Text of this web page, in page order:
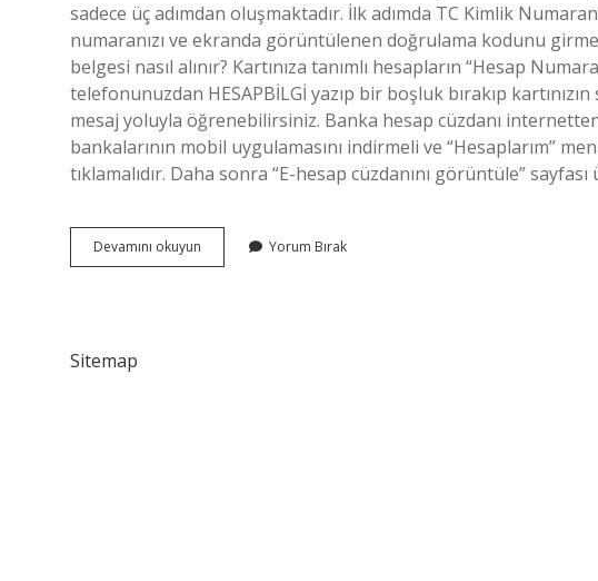
sadece üç adımdan oluşmaktadır. İlk adımda TC Kimlik
numaranızı ve ekranda görüntülenen doğrulama kodunu
belgesi nasıl alınır? Kartınıza tanımlı hesapların “Hesap
telefonunuzdan HESAPBİLGİ yazıp bir boşluk bırakıp
mesaj yoluyla öğrenebilirsiniz. Banka hesap cüzdanı
bankalarının mobil uygulamasını indirmeli ve “Hesaplarım”
tıklamalıdır. Daha sonra “E-hesap cüzdanını görüntüle”
Devamını okuyun
Bankası
Yorum Bırak
Sitemap